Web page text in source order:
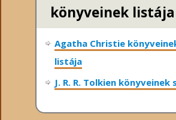
könyveinek listája
Agatha Christie
listája
J. R. R. Tolkien könyveinek